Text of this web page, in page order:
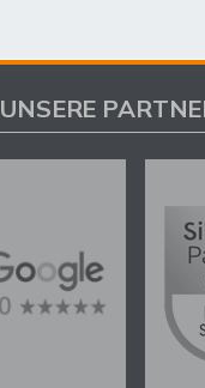
UNSERE